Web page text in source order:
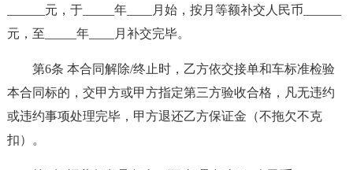
______元，于_____年____月始，按月等额补交人民币______
元，至_____年____月补交完毕。
第6条 本合同解除/终止时，乙方依交接单和车标准检验
本合同标的，交甲方或甲方指定第三方验收合格，凡无违约
或违约事项处理完毕，甲方退还乙方保证金（不拖欠不克
扣）。